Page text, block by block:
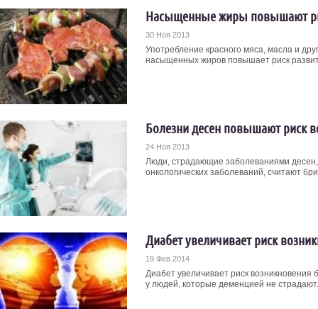
Насыщенные жиры повышают
30 Ноя 2013
Употребление красного мяса, масла и
насыщенных жиров повышает риск
Болезни десен повышают риск
24 Ноя 2013
Люди, страдающие заболеваниями
онкологических заболеваний, считают
Диабет увеличивает риск
19 Фев 2014
Диабет увеличивает риск
у людей, которые деменцией не